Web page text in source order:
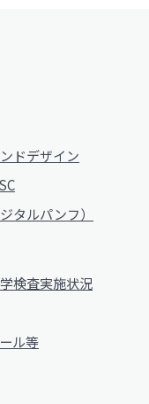
ドデザイン
タルパンフ）
検査実施状況
ル等